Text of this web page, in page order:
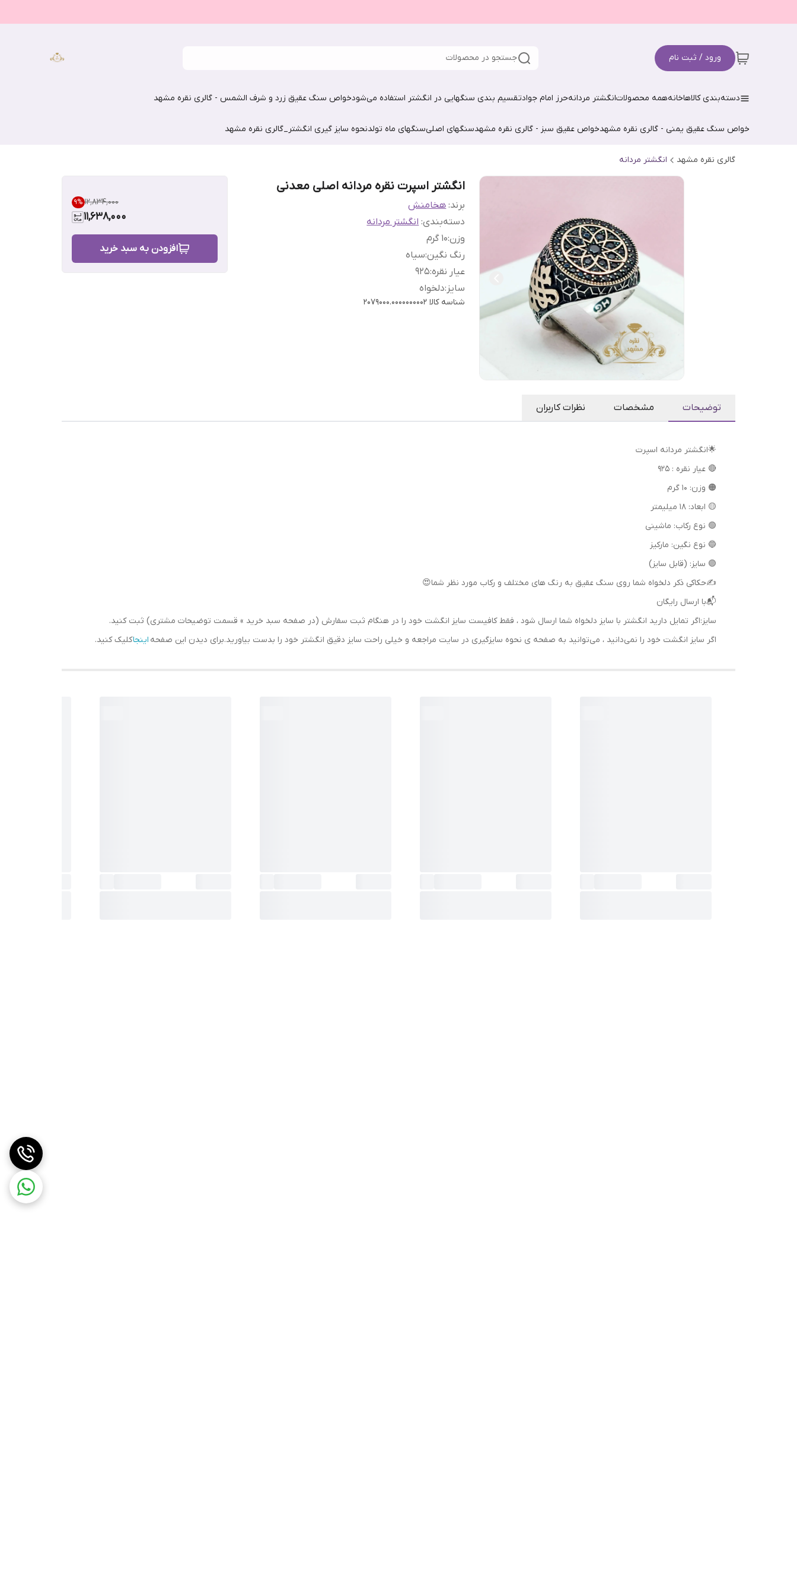
ورود / ثبت نام جستجو در محصولات
دسته‌بندی کالاهاخانههمه محصولاتانگشتر مردانهحرز امام جوادتقسیم بندی سنگهایی در انگشتر استفاده می‌شودخواص سنگ عقیق زرد و شرف الشمس - گالری نقره مشهد
خواص سنگ عقیق یمنی - گالری نقره مشهدخواص عقیق سبز - گالری نقره مشهدسنگهای اصلیسنگهای ماه تولدنحوه سایز گیری انگشتر_گالری نقره مشهد
گالری نقره مشهد انگشتر مردانه
انگشتر اسپرت نقره مردانه اصلی معدنی
برند: هخامنش
دسته‌بندی:انگشتر مردانه
وزن:10 گرم
رنگ نگین:سیاه
عیار نقره:
925
سایز :دلخواه
شناسه کالا 2079000.0000000002
۱۲٬۸۳۴٬۰۰۰ 9%
11,638,000
افزودن به سبد خرید
توضیحات مشخصات نظرات کاربران
🌟انگشتر مردانه اسپرت
🔴 عیار نقره : 925
🟠 وزن: 10 گرم
🟡 ابعاد: 18 میلیمتر
🟢 نوع رکاب: ماشینی
🔵 نوع نگین: مارکیز
🟣 سایز: (قابل سایز)
✍حکاکی ذکر دلخواه شما روی سنگ عقیق به رنگ های مختلف و رکاب مورد نظر شما😍
📬با ارسال رایگان
سایز:اگر تمایل دارید انگشتر با سایز دلخواه شما ارسال شود ، فقط کافیست سایز انگشت خود را در هنگام ثبت سفارش (در صفحه سبد خرید » قسمت توضیحات مشتری) ثبت کنید.
اگر سایز انگشت خود را نمی‌دانید ، می‌توانید به صفحه ی نحوه سایزگیری در سایت مراجعه و خیلی راحت سایز دقیق انگشتر خود را بدست بیاورید.برای دیدن این صفحه اینجاکلیک کنید.